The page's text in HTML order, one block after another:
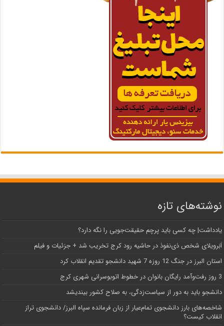
نوشته‌های تازه
یادداشت| ‌چه کسی باید پرچم حقیقت‌جویی را نگه دارد؟
اَبَر‌ویلای شخص ذی‌نفوذ در حاشیه‌ رود کرج تخریب شد + جزئیات و فیلم
استان البرز در جنگ 12 روزه 7 شهید دانشجو تقدیم انقلاب کرد
3 روز رفت‌وآمد رایگان بانوان در خطوط اتوبوسرانی شهری کرج
دانشجو باید به دور از سیاست‌زدگی، به صلاح کشور بیندیشد
شاخصه‌های بارز دانشجوی تمام‌عیار از زبان فرمانده سپاه البرز/ دانشجوی تراز
انقلاب کیست؟